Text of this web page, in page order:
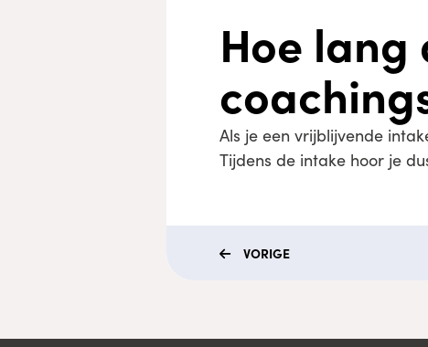
Hoe lang
Als je een vrijblijvende
Tijdens de intake hoor je
VORIGE